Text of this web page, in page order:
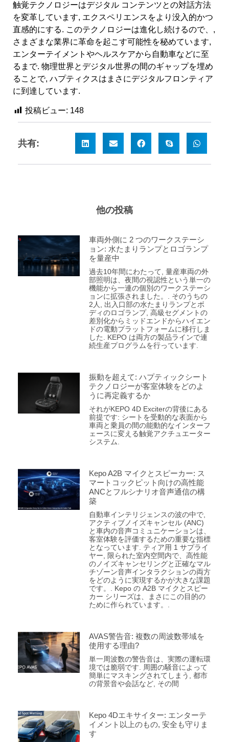
触覚テクノロジーはデジタル コンテンツとの対話方法
を変革しています, エクスペリエンスをより没入的かつ
直感的にする. このテクノロジーは進化し続けるので、,
さまざまな業界に革命を起こす可能性を秘めています,
エンターテイメントやヘルスケアから自動車などに至
るまで. 物理世界とデジタル世界の間のギャップを埋め
ることで, ハプティクスはまさにデジタルフロンティア
に到達しています.
投稿ビュー: 148
共有:
他の投稿
車両外側に 2 つのワークステーシ
ョン: 水たまりランプとロゴランプ
を量産中
過去10年間にわたって, 量産車両の外
部照明は、夜間の視認性という単一の
機能から一連の個別のワークステーシ
ョンに拡張されました。. そのうちの
2人, 出入口部の水たまりランプとボ
ディのロゴランプ, 高級セグメントの
差別化からミッドエンドからハイエン
ドの電動プラットフォームに移行しま
した. KEPO は両方の製品ラインで連
続生産プログラムを行っています.
振動を超えて: ハプティックシート
テクノロジーが客室体験をどのよ
うに再定義するか
それがKEPO 4D Exciterの背後にある
前提です: シートを受動的な表面から
車両と乗員の間の能動的なインターフ
ェースに変える触覚アクチュエーター
システム.
Kepo A2B マイクとスピーカー: ス
マートコックピット向けの高性能
ANCとフルシナリオ音声通信の構
築
自動車インテリジェンスの波の中で,
アクティブノイズキャンセル (ANC)
と車内の音声コミュニケーションは、
客室体験を評価するための重要な指標
となっています. ティア用 1 サプライ
ヤー, 限られた室内空間内で、高性能
のノイズキャンセリングと正確なマル
チゾーン音声インタラクションの両方
をどのように実現するかが大きな課題
です。. Kepo の A2B マイクとスピー
カー シリーズは、まさにこの目的の
ために作られています。.
AVAS警告音: 複数の周波数帯域を
使用する理由?
単一周波数の警告音は、実際の運転環
境では脆弱です. 周囲の騒音によって
簡単にマスキングされてしまう, 都市
の背景音や会話など, その間
Kepo 4Dエキサイター: エンターテ
イメント以上のもの, 安全も守りま
す